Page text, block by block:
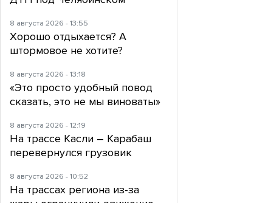
8 августа 2026 - 13:55
Хорошо отдыхается? А
штормовое не хотите?
8 августа 2026 - 13:18
«Это просто удобный повод
сказать, это не мы виноваты»
8 августа 2026 - 12:19
На трассе Касли – Карабаш
перевернулся грузовик
8 августа 2026 - 10:52
На трассах региона из-за